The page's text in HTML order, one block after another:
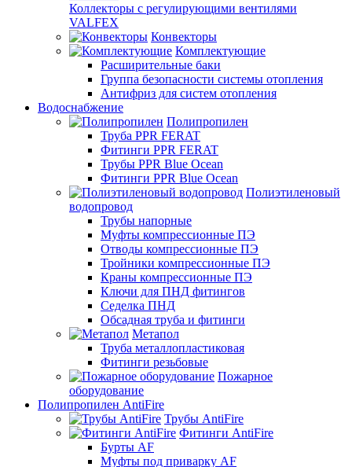
Коллекторы с регулирующими вентилями
VALFEX
Конвекторы
Комплектующие
Расширительные баки
Группа безопасности системы отопления
Антифриз для систем отопления
Водоснабжение
Полипропилен
Труба PPR FERAT
Фитинги PPR FERAT
Трубы PPR Blue Ocean
Фитинги PPR Blue Ocean
Полиэтиленовый
водопровод
Трубы напорные
Муфты компрессионные ПЭ
Отводы компрессионные ПЭ
Тройники компрессионные ПЭ
Краны компрессионные ПЭ
Ключи для ПНД фитингов
Седелка ПНД
Обсадная труба и фитинги
Метапол
Труба металлопластиковая
Фитинги резьбовые
Пожарное
оборудование
Полипропилен AntiFire
Трубы AntiFire
Фитинги AntiFire
Бурты AF
Муфты под приварку AF